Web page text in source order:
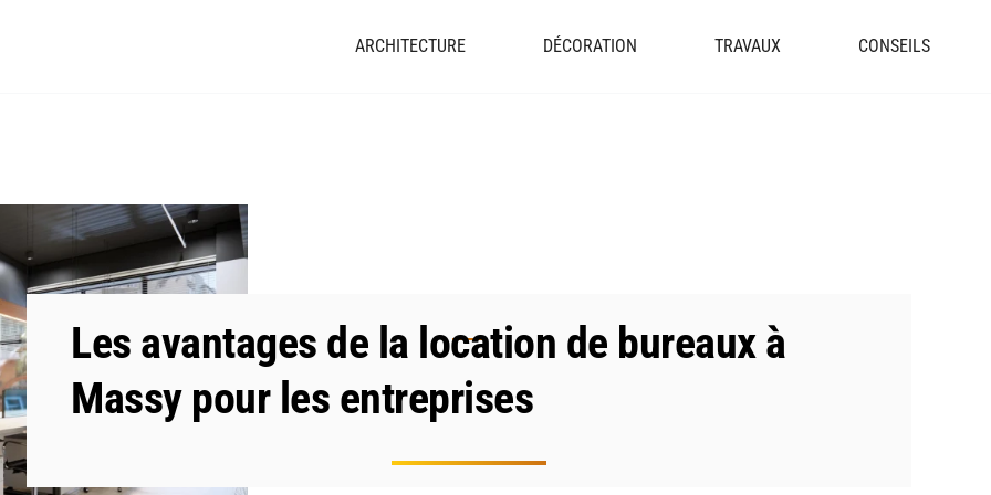
ARCHITECTURE DÉCORATION TRAVAUX CONSEILS
Les avantages de la location de bureaux à
Massy pour les entreprises